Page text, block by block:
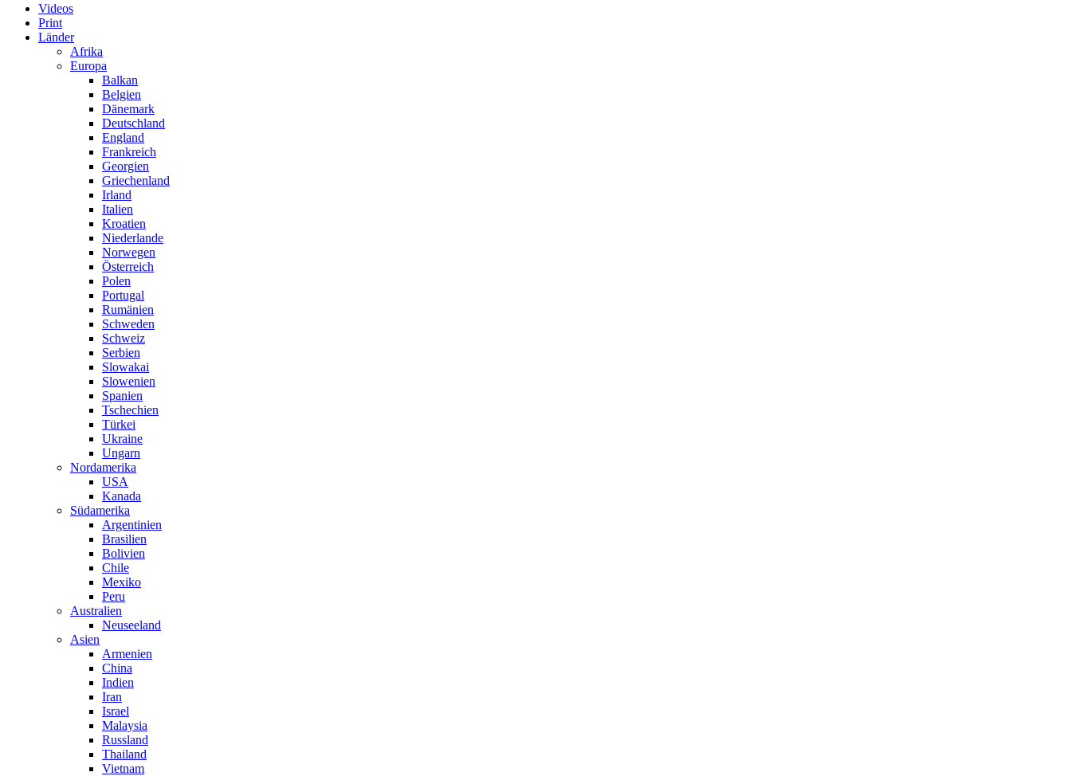
Videos
Print
Länder
Afrika
Europa
Balkan
Belgien
Dänemark
Deutschland
England
Frankreich
Georgien
Griechenland
Irland
Italien
Kroatien
Niederlande
Norwegen
Österreich
Polen
Portugal
Rumänien
Schweden
Schweiz
Serbien
Slowakai
Slowenien
Spanien
Tschechien
Türkei
Ukraine
Ungarn
Nordamerika
USA
Kanada
Südamerika
Argentinien
Brasilien
Bolivien
Chile
Mexiko
Peru
Australien
Neuseeland
Asien
Armenien
China
Indien
Iran
Israel
Malaysia
Russland
Thailand
Vietnam